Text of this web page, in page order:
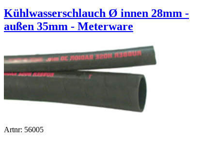
Kühlwasserschlauch Ø innen 28mm -
außen 35mm - Meterware
Artnr: 56005